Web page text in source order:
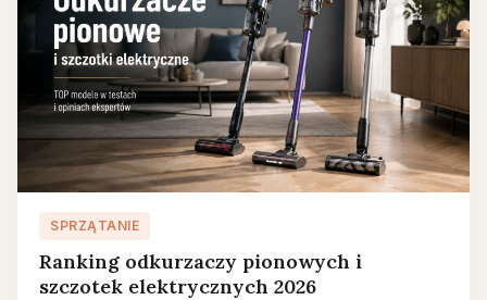
SPRZĄTANIE
Ranking odkurzaczy pionowych i
szczotek elektrycznych 2026